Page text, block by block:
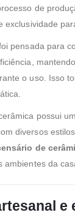
de
exclusividade
pensada para
o uso. Isso
possui
diversos
de
ambientes da
e